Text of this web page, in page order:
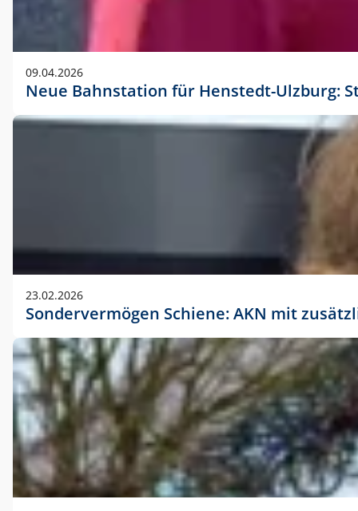
09.04.2026
Neue Bahnstation für Henstedt-Ulzburg:
23.02.2026
Sondervermögen Schiene: AKN mit